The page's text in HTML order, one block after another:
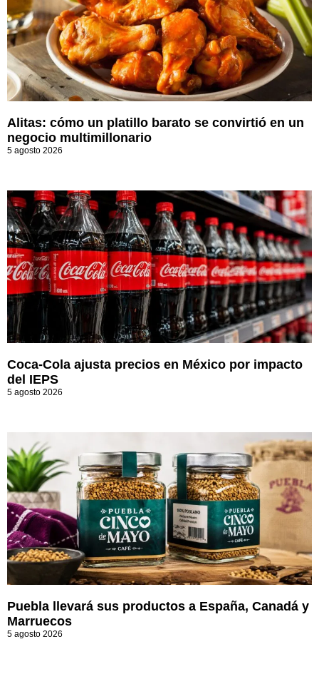
Alitas: cómo un platillo barato se convirtió en un
negocio multimillonario
5 agosto 2026
Coca-Cola ajusta precios en México por impacto
del IEPS
5 agosto 2026
Puebla llevará sus productos a España, Canadá y
Marruecos
5 agosto 2026